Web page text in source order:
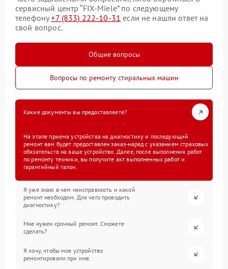
сервисный центр “FIX-Miele” по следующему
телефону+7 (833) 222-10-31 если не нашли ответ на
свой вопрос.
Общие вопросы
Вопросы по ремонту стиральных машин
Какие документы вы предоставляете?
На этапе приема устройства на диагностику и последующий
ремонт вам будет предоставлен заказ-наряд с указанием страховых
обязательств на ваше устройство. Далее, после выполнения работ
по ремонту техники, вы получите акт выполненных работ и
гарантийный талон.
Я уже знаю в чем неисправность и какой
ремонт необходим. Для чего проводить
диагностику?
Мне нужен срочный ремонт. Сможете
сделать?
Я хочу, чтобы мое устройство
ремонтировали при мне.